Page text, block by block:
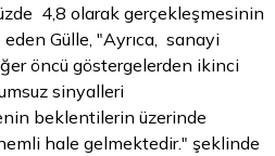
4,8 olarak gerçekleşmesinin
Gülle, "Ayrıca, sanayi
öncü göstergelerden ikinci
sinyalleri
beklentilerin üzerinde
hale gelmektedir." şeklinde